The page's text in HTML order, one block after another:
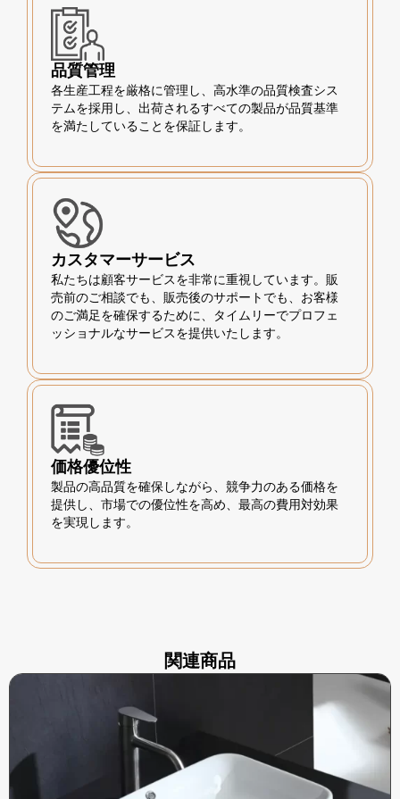
品質管理
各生産工程を厳格に管理し、高水準の品質検査シス
テムを採用し、出荷されるすべての製品が品質基準
を満たしていることを保証します。
カスタマーサービス
私たちは顧客サービスを非常に重視しています。販
売前のご相談でも、販売後のサポートでも、お客様
のご満足を確保するために、タイムリーでプロフェ
ッショナルなサービスを提供いたします。
価格優位性
製品の高品質を確保しながら、競争力のある価格を
提供し、市場での優位性を高め、最高の費用対効果
を実現します。
関連商品